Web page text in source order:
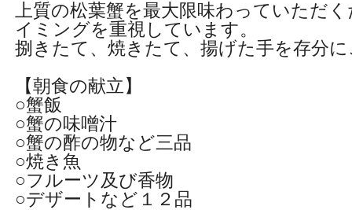
上質の松葉蟹を最大限味わっていただ
イミングを重視しています。
捌きたて、焼きたて、揚げた手を存分
【朝食の献立】
○蟹飯
○蟹の味噌汁
○蟹の酢の物など三品
○焼き魚
○フルーツ及び香物
○デザートなど１２品